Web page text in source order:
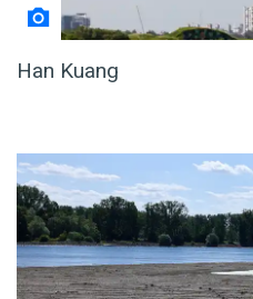
Han Kuang